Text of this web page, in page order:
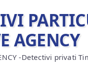
AGENCY
-Detectivi privati